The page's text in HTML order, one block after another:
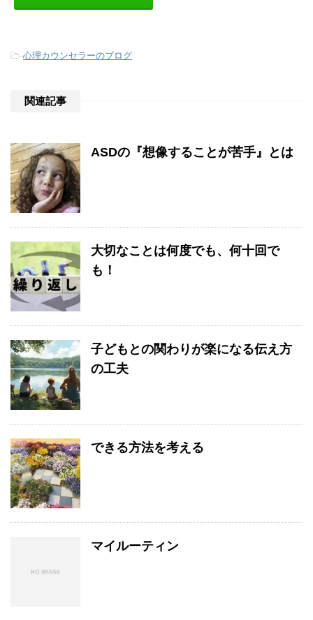
-心理カウンセラーのブログ
関連記事
ASDの『想像することが苦手』とは
大切なことは何度でも、何十回で
も！
子どもとの関わりが楽になる伝え方
の工夫
できる方法を考える
マイルーティン